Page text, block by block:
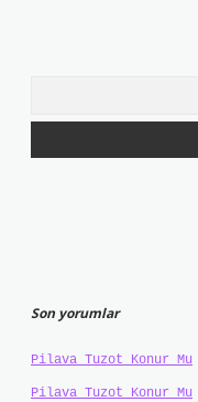
Son yorumlar
Pilava Tuzot Konur Mu
Pilava Tuzot Konur Mu